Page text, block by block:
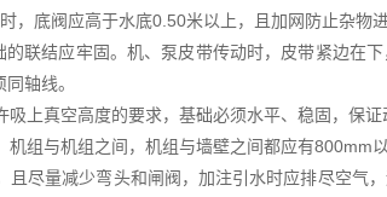
，底阀应高于水底0.50米以上，且加网防止杂物进
联结应牢固。机、泵皮带传动时，皮带紧边在
轴线。
上真空高度的要求，基础必须水平、稳固，保证
组与机组之间，机组与墙壁之间都应有800mm以
且尽量减少弯头和闸阀，加注引水时应排尽空气